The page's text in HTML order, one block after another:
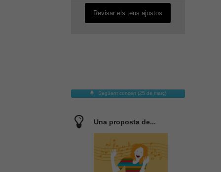
Revisar els teus ajustos
Següent concert (25 de març)
Una proposta de...